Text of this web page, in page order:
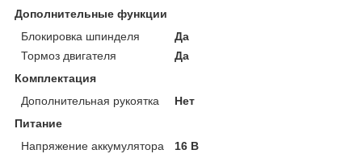
Дополнительные функции
Блокировка шпинделя
Да
Тормоз двигателя
Да
Комплектация
Дополнительная рукоятка
Нет
Питание
Напряжение аккумулятора
16 В